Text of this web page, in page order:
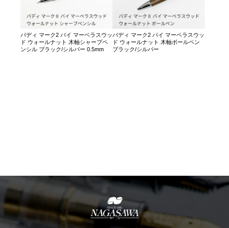
バディ マーク2 バイ マーベラスウッ
ド ウォールナット 木軸シャープペ
ンシル ブラック/シルバー 0.5mm
バディ マーク2 バイ マーベラスウッ
ド ウォールナット 木軸ボールペン
ブラック/シルバー